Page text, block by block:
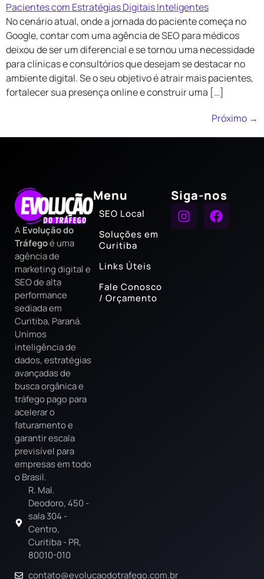
No cenário atual, onde a jornada do paciente começa no
Google, contar com uma agência de SEO para médicos
deixou de ser um diferencial e se tornou uma necessidade
para clínicas e consultórios que desejam se destacar no
ambiente digital. Se o seu objetivo é atrair mais pacientes,
fortalecer sua presença online e construir uma […]
Próximo →
A Evolução do
Tráfegoé uma
agência de
marketing digital e
SEO de alta
performance
sediada em
Curitiba, Paraná.
Unimos
inteligência de
dados, estratégias
avançadas de
busca orgânica e
tráfego pago para
acelerar o
faturamento e
garantir escala
previsível para
empresas em todo
o Brasil.
R. Mal.
Deodoro, 450 -
sala 304 -
Centro,
Curitiba - PR,
80010-010
contato@evolucaodotrafego.com.br
Menu
SEO Local
Soluções em
Curitiba
Links Úteis
Fale Conosco
/ Orçamento
Siga-nos